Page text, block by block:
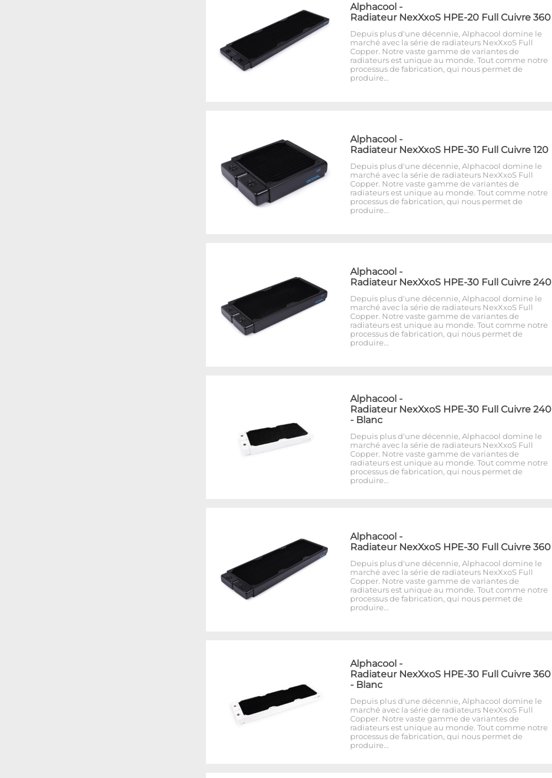
Alphacool -
Radiateur NexXxoS HPE-20 Full Cuivre 360
Depuis plus d'une décennie, Alphacool domine le
marché avec la série de radiateurs NexXxoS Full
Copper. Notre vaste gamme de variantes de
radiateurs est unique au monde. Tout comme notre
processus de fabrication, qui nous permet de
produire…
Alphacool -
Radiateur NexXxoS HPE-30 Full Cuivre 120
Depuis plus d'une décennie, Alphacool domine le
marché avec la série de radiateurs NexXxoS Full
Copper. Notre vaste gamme de variantes de
radiateurs est unique au monde. Tout comme notre
processus de fabrication, qui nous permet de
produire…
Alphacool -
Radiateur NexXxoS HPE-30 Full Cuivre 240
Depuis plus d'une décennie, Alphacool domine le
marché avec la série de radiateurs NexXxoS Full
Copper. Notre vaste gamme de variantes de
radiateurs est unique au monde. Tout comme notre
processus de fabrication, qui nous permet de
produire…
Alphacool -
Radiateur NexXxoS HPE-30 Full Cuivre 240
- Blanc
Depuis plus d'une décennie, Alphacool domine le
marché avec la série de radiateurs NexXxoS Full
Copper. Notre vaste gamme de variantes de
radiateurs est unique au monde. Tout comme notre
processus de fabrication, qui nous permet de
produire…
Alphacool -
Radiateur NexXxoS HPE-30 Full Cuivre 360
Depuis plus d'une décennie, Alphacool domine le
marché avec la série de radiateurs NexXxoS Full
Copper. Notre vaste gamme de variantes de
radiateurs est unique au monde. Tout comme notre
processus de fabrication, qui nous permet de
produire…
Alphacool -
Radiateur NexXxoS HPE-30 Full Cuivre 360
- Blanc
Depuis plus d'une décennie, Alphacool domine le
marché avec la série de radiateurs NexXxoS Full
Copper. Notre vaste gamme de variantes de
radiateurs est unique au monde. Tout comme notre
processus de fabrication, qui nous permet de
produire…